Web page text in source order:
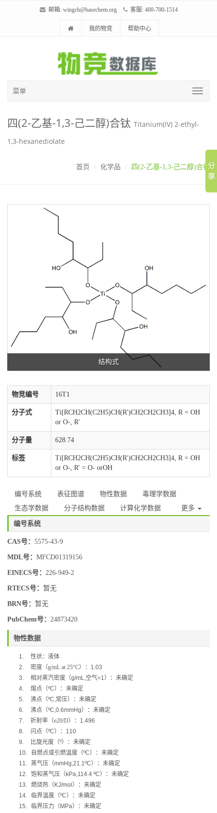
邮箱: wingch@basechem.org 客服: 400-700-1514
我的物竞 帮助中心
菜单
四(2-乙基-1,3-己二醇)合钛 Titanium(IV) 2-ethyl-
1,3-hexanediolate
首页 化学品 四(2-乙基-1,3-己二醇)合钛
结构式
物竞编号 16T1
分子式
Ti[RCH2CH(C2H5)CH(R')CH2CH2CH3]4, R = OH
or O-, R'
分子量 628.74
标签
Ti[RCH2CH(C2H5)CH(R')CH2CH2CH3]4, R = OH
or O-, R' = O- orOH
编号系统 表征图谱 物性数据
毒理学数据
生态学数据
分子结构数据 计算化学数据 更多
编号系统
CAS号： 5575-43-9
MDL号： MFCD01319156
EINECS号： 226-949-2
RTECS号： 暂无
BRN号： 暂无
PubChem号： 24873420
物性数据
1.
性状：液体
2.
密度（g/mL at 25°C） ： 1.03
3.
相对蒸汽密度（g/mL,空气=1）：未确定
4.
熔点（ºC）：未确定
5.
沸点（ºC,常压）：未确定
6.
沸点（ºC,0.6mmHg）：未确定
7.
折射率（n20/D）： 1.496
8.
闪点（ºC）： 110
9.
比旋光度（º）：未确定
10.
自燃点或引燃温度（ºC）：未确定
11.
蒸气压（mmHg,21.1ºC）：未确定
12. 饱和蒸气压（ kPa,114.4 ºC）：未确定
13. 燃烧热（ KJ/mol ）：未确定
14.
临界温度（ºC）：未确定
15.
临界压力（ MPa）：未确定